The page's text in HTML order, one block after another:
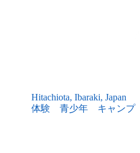
Hitachiota, Ibaraki, Japan
体験 青少年 キャンプ